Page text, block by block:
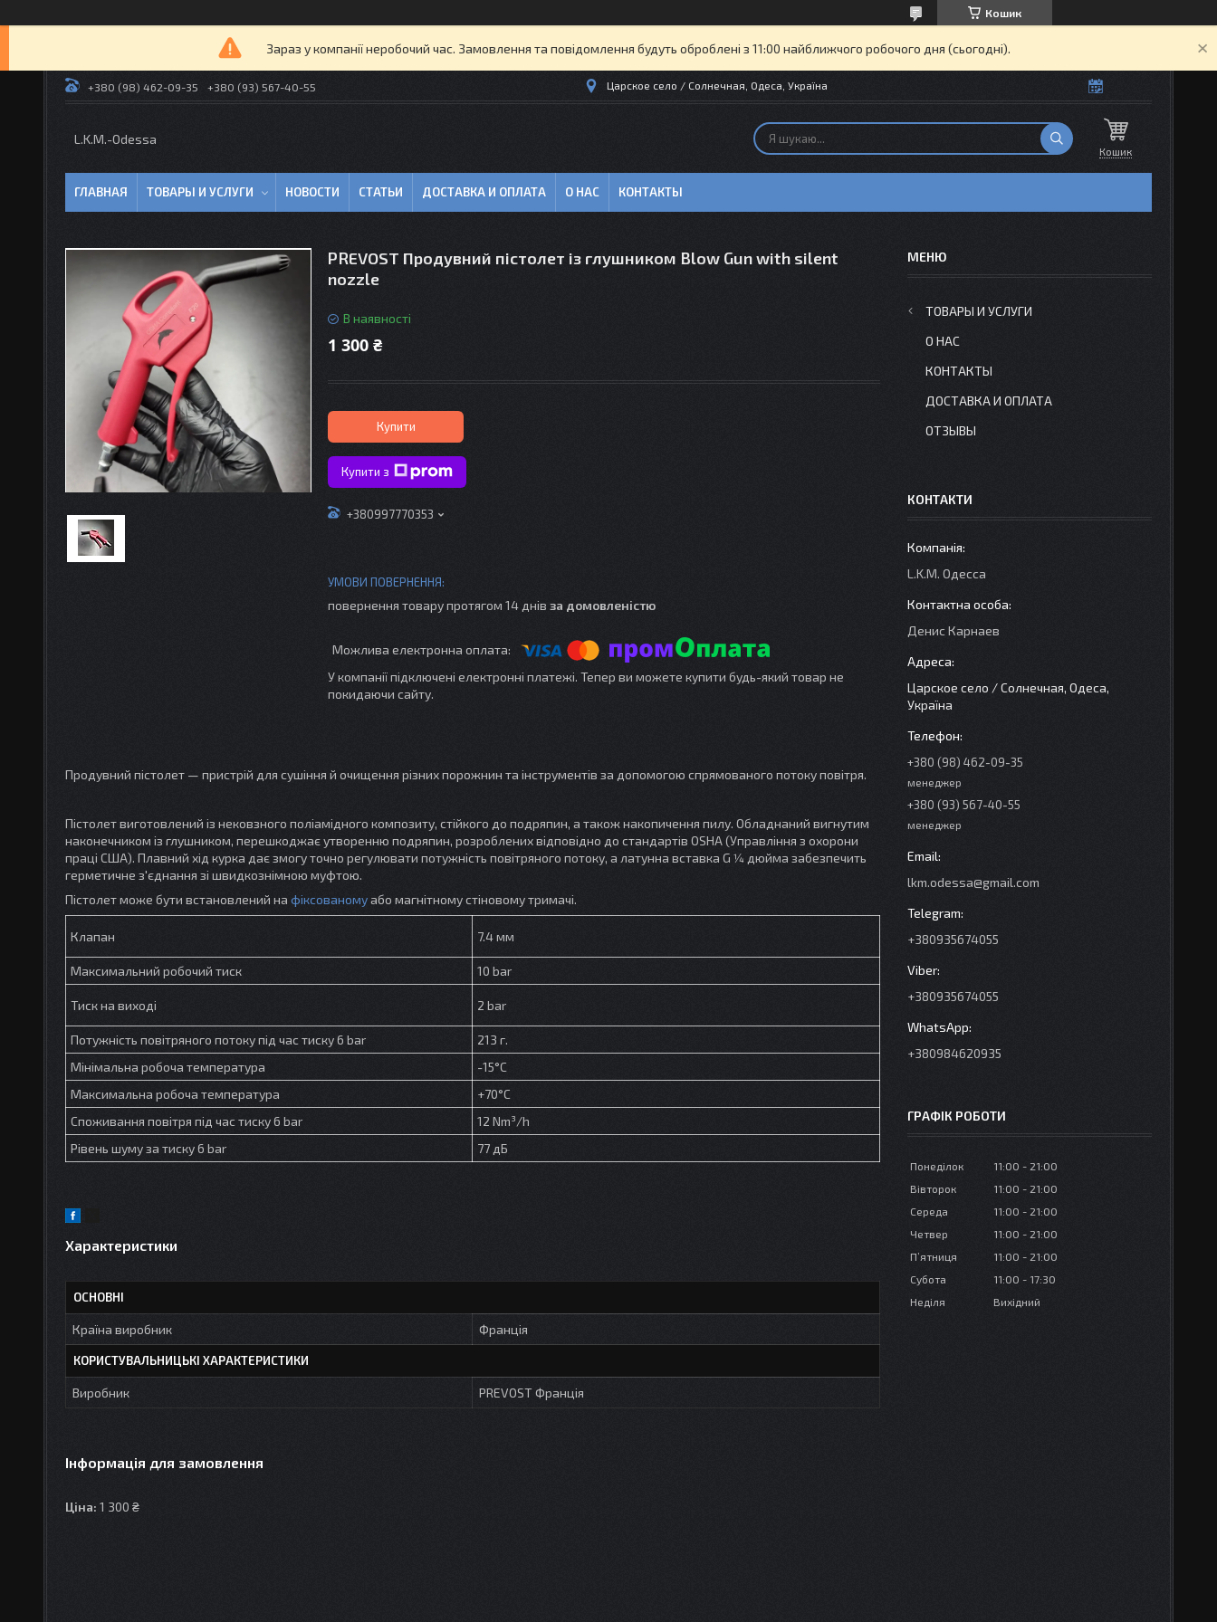
Кошик
Зараз у компанії неробочий час. Замовлення та повідомлення будуть оброблені з 11:00 найближчого робочого дня (сьогодні).
+380 (98) 462-09-35 +380 (93) 567-40-55 Царское село / Солнечная, Одеса, Україна
L.K.M.-Odessa
Кошик
ГЛАВНАЯ ТОВАРЫ И УСЛУГИ НОВОСТИ СТАТЬИ ДОСТАВКА И ОПЛАТА О НАС КОНТАКТЫ
PREVOST Продувний пістолет із глушником Blow Gun with silent
nozzle
В наявності
1 300 ₴
Купити
Купити з
+380997770353
повернення товару протягом 14 днів за домовленістю
У компанії підключені електронні платежі. Тепер ви можете купити будь-який товар не
покидаючи сайту.
Продувний пістолет — пристрій для сушіння й очищення різних порожнин та інструментів за допомогою спрямованого потоку повітря.
Пістолет виготовлений із нековзного поліамідного композиту, стійкого до подряпин, а також накопичення пилу. Обладнаний вигнутим
наконечником із глушником, перешкоджає утворенню подряпин, розроблених відповідно до стандартів OSHA (Управління з охорони
праці США). Плавний хід курка дає змогу точно регулювати потужність повітряного потоку, а латунна вставка G 1⁄4 дюйма забезпечить
герметичне з'єднання зі швидкознімною муфтою.
Пістолет може бути встановлений на фіксованомуабо магнітному стіновому тримачі.
Клапан 7.4 мм
Максимальний робочий тиск 10 bar
Тиск на виході 2 bar
Потужність повітряного потоку під час тиску 6 bar
213 г.
Мінімальна робоча температура
-15°С
Максимальна робоча температура
+70°С
Споживання повітря під час тиску 6 bar
12 Nm³/h
Рівень шуму за тиску 6 bar
77 дБ
Характеристики
ОСНОВНІ
Країна виробник Франція
КОРИСТУВАЛЬНИЦЬКІ ХАРАКТЕРИСТИКИ
Виробник PREVOST Франція
Інформація для замовлення
Ціна: 1 300 ₴
ТОВАРЫ И УСЛУГИ
О НАС
КОНТАКТЫ
ДОСТАВКА И ОПЛАТА
ОТЗЫВЫ
КОНТАКТИ
L.K.M. Одесса
Денис Карнаев
Царское село / Солнечная, Одеса,
Україна
+380 (98) 462-09-35
менеджер
+380 (93) 567-40-55
менеджер
lkm.odessa@gmail.com
+380935674055
+380935674055
+380984620935
ГРАФІК РОБОТИ
Понеділок 11:00
21:00
Вівторок
11:00
21:00
Середа
11:00
21:00
Четвер
11:00
21:00
Пʼятниця
11:00
21:00
Субота
11:00
17:30
Неділя
Вихідний